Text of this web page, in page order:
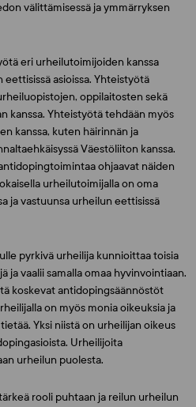
välittämisessä ja ymmärryksen
eri urheilutoimijoiden kanssa
eettisissä asioissa. Yhteistyötä
oppilaitosten sekä
kanssa. Yhteistyötä tehdään myös
kanssa, kuten häirinnän ja
Väestöliiton kanssa.
ohjaavat näiden
urheilutoimijalla on oma
ja vastuunsa urheilun eettisissä
pyrkivä urheilija kunnioittaa toisia
ja vaalii samalla omaa hyvinvointiaan.
koskevat antidopingsäännöstöt
on myös monia oikeuksia ja
Yksi niistä on urheilijan oikeus
Urheilijoita
urheilun puolesta.
rooli puhtaan ja reilun urheilun